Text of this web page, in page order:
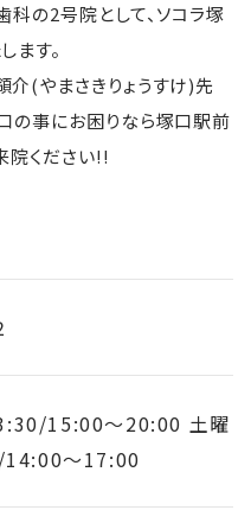
の2号院として、ソコラ塚
ます。
(やまさきりょうすけ)先
の事にお困りなら塚口駅前
院ください!!
15:00～20:00 土曜
～17:00